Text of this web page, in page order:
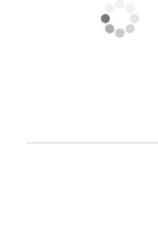
■砲身部A〈
■連結アタッ
■マガジンユ